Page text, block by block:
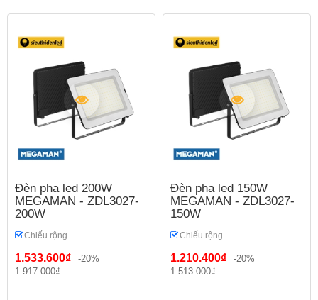
Đèn pha led 200W
MEGAMAN - ZDL3027-
200W
Chiếu rộng
1.533.600₫
-20%
1.917.000₫
Đèn pha led 150W
MEGAMAN - ZDL3027-
150W
Chiếu rộng
1.210.400₫
-20%
1.513.000₫